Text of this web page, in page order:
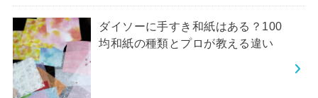
ダイソーに手すき和紙はある？100
均和紙の種類とプロが教える違い